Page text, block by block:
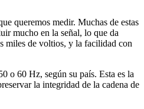
queremos medir. Muchas de estas
mucho en la señal, lo que da
miles de voltios, y la facilidad con
o 60 Hz, según su país. Esta es la
la integridad de la cadena de